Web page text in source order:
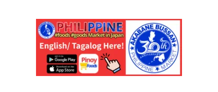
ン
シ
シ
ッ
グ
ミ
ッ
ク
ミ
ク
ス
5
0
g
【